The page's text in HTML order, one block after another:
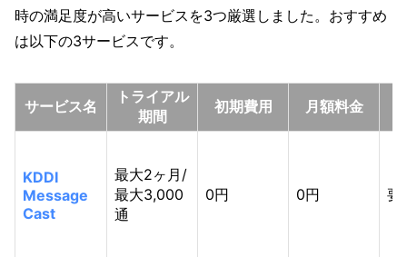
時の満足度が高いサービスを3つ厳選しました。おすすめ
は以下の3サービスです。
サービス名
トライアル
期間
初期費用 月額料金
KDDI
Message
Cast
最大2ヶ月/
最大3,000
通
0円 0円 要